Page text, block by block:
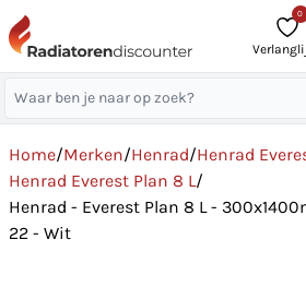
0
Home/Merken/Henrad/Henrad
Henrad Everest Plan 8 L/
Henrad - Everest Plan 8 L -
22 - Wit